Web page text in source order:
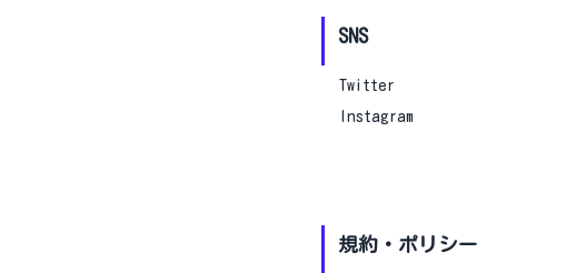
SNS
Twitter
Instagram
規約・ポリシー